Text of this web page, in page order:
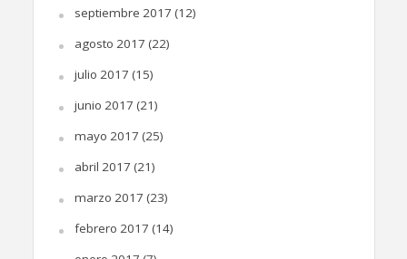
septiembre 2017 (12)
agosto 2017 (22)
julio 2017 (15)
junio 2017 (21)
mayo 2017 (25)
abril 2017 (21)
marzo 2017 (23)
febrero 2017 (14)